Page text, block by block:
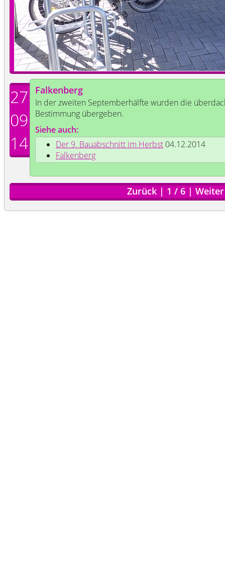
27
09
14
Falkenberg
In der zweiten Septemberhälfte wurden die
Bestimmung übergeben.
Siehe auch:
Der 9. Bauabschnitt im Herbst 04.12.2014
Falkenberg
Zurück | 1 / 6 | Weiter